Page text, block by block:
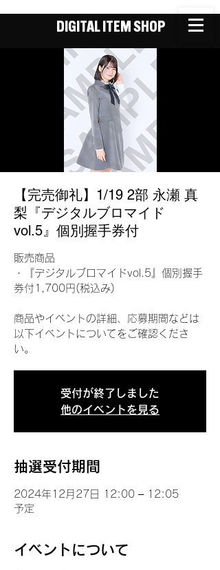
DIGITAL ITEM SHOP
【完売御礼】1/19 2部 永瀬 真
梨『デジタルブロマイド
vol.5』個別握手券付
販売商品
・『デジタルブロマイドvol.5』個別握手
券付1,700円(税込み)
商品やイベントの詳細、応募期間などは
以下イベントについてをご確認くださ
い。
受付が終了しました
他のイベントを見る
抽選受付期間
2024年12月27日 12:00 – 12:05
予定
イベントについて